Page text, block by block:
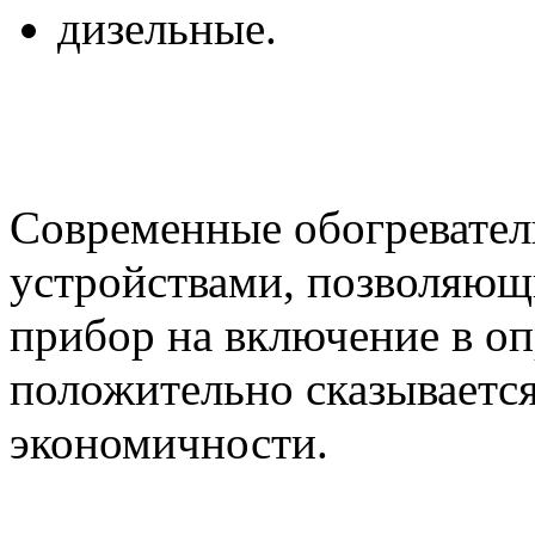
дизельные.
Современные
устройствами,
прибор на включение в
положительно
экономичности.